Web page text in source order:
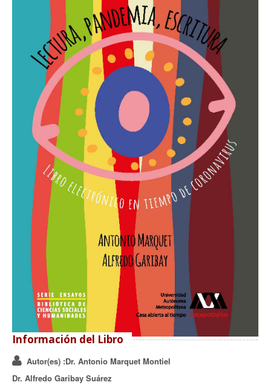
Información del Libro
Autor(es) :Dr. Antonio Marquet Montiel
Dr. Alfredo Garibay Suárez